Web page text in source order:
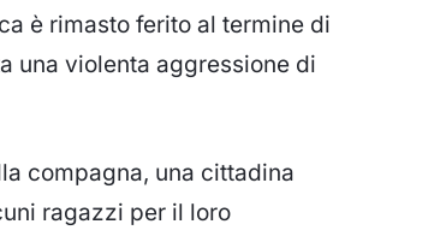
è rimasto ferito al termine di
una violenta aggressione di
compagna, una cittadina
ragazzi per il loro